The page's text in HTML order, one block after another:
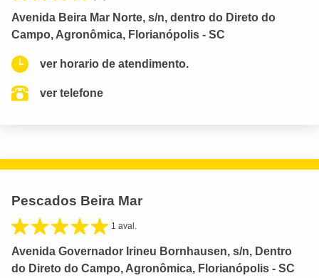
Avenida Beira Mar Norte, s/n, dentro do Direto do
Campo, Agronômica, Florianópolis - SC
ver horario de atendimento.
ver telefone
Pescados Beira Mar
1 aval.
Avenida Governador Irineu Bornhausen, s/n, Dentro
do Direto do Campo, Agronômica, Florianópolis - SC